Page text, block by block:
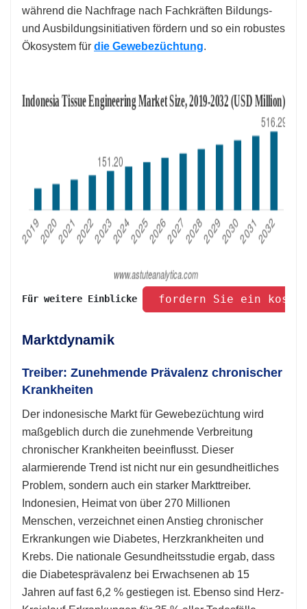
während die Nachfrage nach Fachkräften Bildungs-
und Ausbildungsinitiativen fördern und so ein robustes
Ökosystem für die Gewebezüchtung.
Für weitere Einblicke fordern Sie ein
Marktdynamik
Treiber: Zunehmende Prävalenz chronischer
Krankheiten
Der indonesische Markt für Gewebezüchtung wird
maßgeblich durch die zunehmende Verbreitung
chronischer Krankheiten beeinflusst. Dieser
alarmierende Trend ist nicht nur ein gesundheitliches
Problem, sondern auch ein starker Markttreiber.
Indonesien, Heimat von über 270 Millionen
Menschen, verzeichnet einen Anstieg chronischer
Erkrankungen wie Diabetes, Herzkrankheiten und
Krebs. Die nationale Gesundheitsstudie ergab, dass
die Diabetesprävalenz bei Erwachsenen ab 15
Jahren auf fast 6,2 % gestiegen ist. Ebenso sind Herz-